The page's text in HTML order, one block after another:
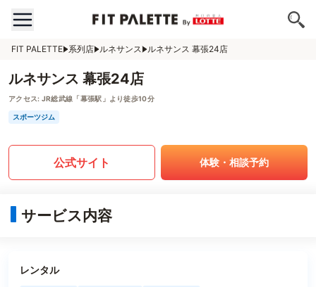
FIT PALETTE 系列店 ルネサンス ルネサンス 幕張24店
ルネサンス 幕張24店
アクセス: JR総武線「幕張駅」より徒歩10分
スポーツジム
公式サイト 体験・相談予約
サービス内容
レンタル